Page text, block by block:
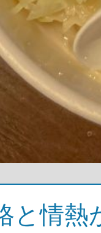
と情熱